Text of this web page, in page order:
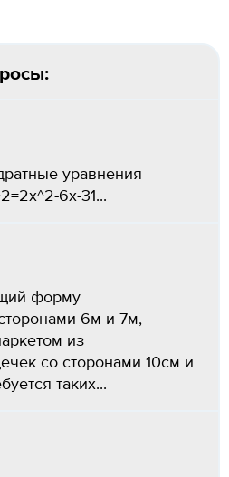
уравнения
6х-31...
форму
6м и 7м,
из
со сторонами 10см и
таких...